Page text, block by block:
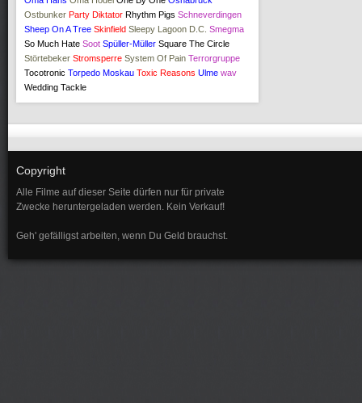
Ostbunker Party Diktator Rhythm Pigs Schneverdingen
Sheep On A Tree Skinfield Sleepy Lagoon D.C. Smegma
So Much Hate Soot Spüller-Müller Square The Circle
Störtebeker Stromsperre System Of Pain Terrorgruppe
Tocotronic Torpedo Moskau Toxic Reasons Ulme wav
Wedding Tackle
Copyright
Alle Filme auf dieser Seite dürfen nur für private
Zwecke heruntergeladen werden. Kein Verkauf!
Geh' gefälligst arbeiten, wenn Du Geld brauchst.